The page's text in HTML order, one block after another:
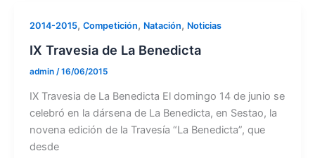
2014-2015, Competición, Natación, Noticias
IX Travesia de La Benedicta
admin /16/06/2015
IX Travesia de La Benedicta El domingo 14 de junio se
celebró en la dársena de La Benedicta, en Sestao, la
novena edición de la Travesía “La Benedicta”, que
desde